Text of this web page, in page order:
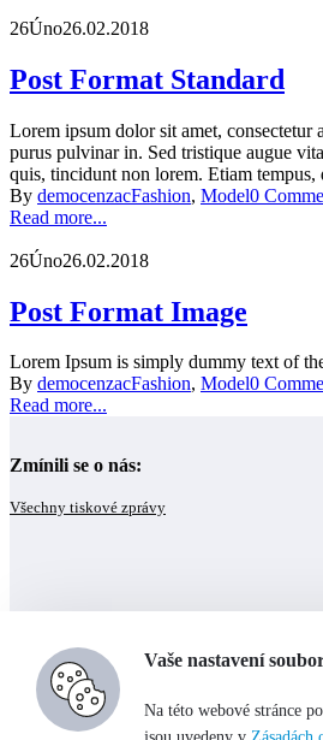
26Úno26.02.2018
Post Format Standard
Lorem ipsum dolor sit amet, consectetur
purus pulvinar in. Sed tristique augue
quis, tincidunt non lorem. Etiam
By democenzacFashion, Model0
Read more...
26Úno26.02.2018
Post Format Image
Lorem Ipsum is simply dummy text of
By democenzacFashion, Model0
Read more...
Zmínili se o nás:
Všechny tiskové zprávy
Tabulka velikostí textilu
Hodnocení Aukro.cz
© MVCR 2019 PRODEJ
Vaše nastavení
Na této webové stránce